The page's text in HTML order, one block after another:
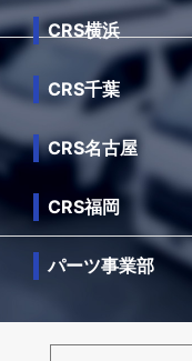
CRS横浜
CRS千葉
CRS名古屋
CRS福岡
パーツ事業部